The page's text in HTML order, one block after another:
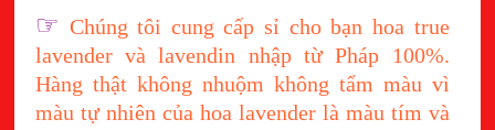
☞ Chúng tôi cung cấp sỉ cho bạn hoa true
lavender và lavendin nhập từ Pháp 100%.
Hàng thật không nhuộm không tẩm màu vì
màu tự nhiên của hoa lavender là màu tím và